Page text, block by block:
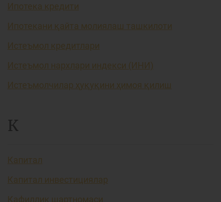
Ипотека кредити
Ипотекани қайта молиялаш ташкилоти
Истеъмол кредитлари
Истеъмол нархлари индекси (ИНИ)
Истеъмолчилар ҳуқуқини ҳимоя қилиш
К
Капитал
Капитал инвестициялар
Кафиллик шартномаси